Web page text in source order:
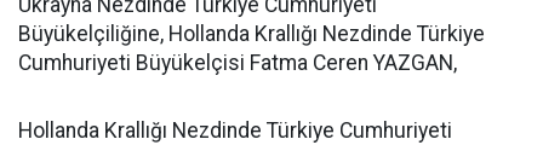
Büyükelçiliğine, Hollanda Krallığı Nezdinde Türkiye
Cumhuriyeti Büyükelçisi Fatma Ceren YAZGAN,
​Hollanda Krallığı Nezdinde Türkiye Cumhuriyeti